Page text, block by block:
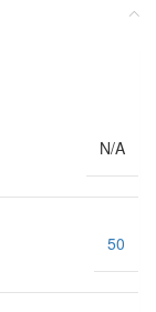
N/A
50